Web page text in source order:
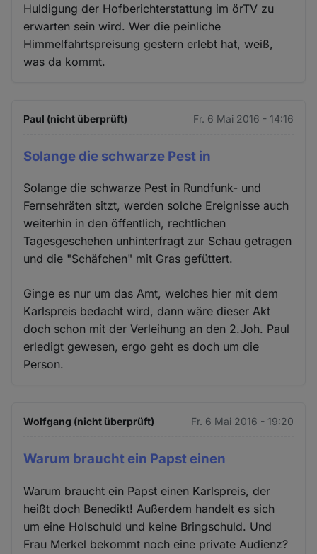
Huldigung der Hofberichterstattung im örTV zu
erwarten sein wird. Wer die peinliche
Himmelfahrtspreisung gestern erlebt hat, weiß,
was da kommt.
Paul (nicht überprüft) Fr. 6 Mai 2016 - 14:16
Solange die schwarze Pest in
Solange die schwarze Pest in Rundfunk- und
Fernsehräten sitzt, werden solche Ereignisse auch
weiterhin in den öffentlich, rechtlichen
Tagesgeschehen unhinterfragt zur Schau getragen
und die "Schäfchen" mit Gras gefüttert.
Ginge es nur um das Amt, welches hier mit dem
Karlspreis bedacht wird, dann wäre dieser Akt
doch schon mit der Verleihung an den 2.Joh. Paul
erledigt gewesen, ergo geht es doch um die
Person.
Wolfgang (nicht überprüft) Fr. 6 Mai 2016 - 19:20
Warum braucht ein Papst einen
Warum braucht ein Papst einen Karlspreis, der
heißt doch Benedikt! Außerdem handelt es sich
um eine Holschuld und keine Bringschuld. Und
Frau Merkel bekommt noch eine private Audienz?